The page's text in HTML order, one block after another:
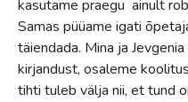
kasutame praegu ainult
Samas püüame igati
täiendada. Mina ja
kirjandust, osaleme
tihti tuleb välja nii, et tund